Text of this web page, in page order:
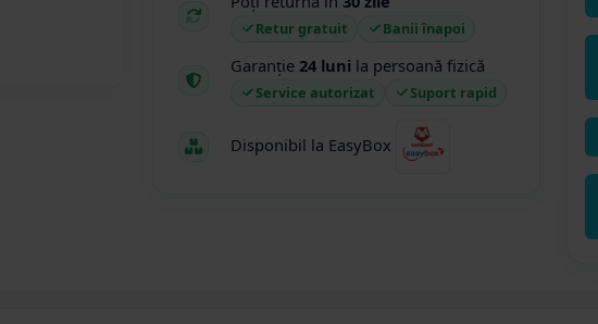
Retur gratuit Banii înapoi
Garanție 24 luni la persoană fizică
Service autorizat Suport rapid
Disponibil la EasyBox